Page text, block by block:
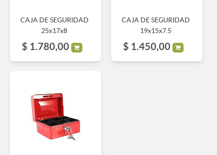
CAJA DE SEGURIDAD
25x17x8
$ 1.780,00
CAJA DE SEGURIDAD
19x15x7.5
$ 1.450,00